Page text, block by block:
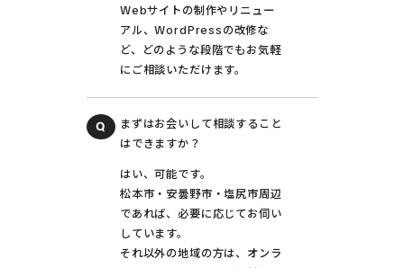
Webサイトの制作やリニュー
アル、WordPressの改修な
ど、どのような段階でもお気軽
にご相談いただけます。
まずはお会いして相談すること
はできますか？
はい、可能です。
松本市・安曇野市・塩尻市周辺
であれば、必要に応じてお伺い
しています。
それ以外の地域の方は、オンラ